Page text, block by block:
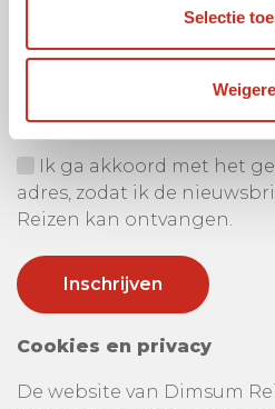
Selectie
Uw e-mail adres:
Ik ga akkoord met het
adres, zodat ik de
Reizen kan ontvangen.
Cookies en privacy
De website van Dimsum